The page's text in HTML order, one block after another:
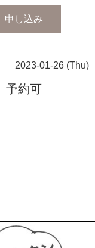
申し込み
2023-01-26 (Thu)
予約可